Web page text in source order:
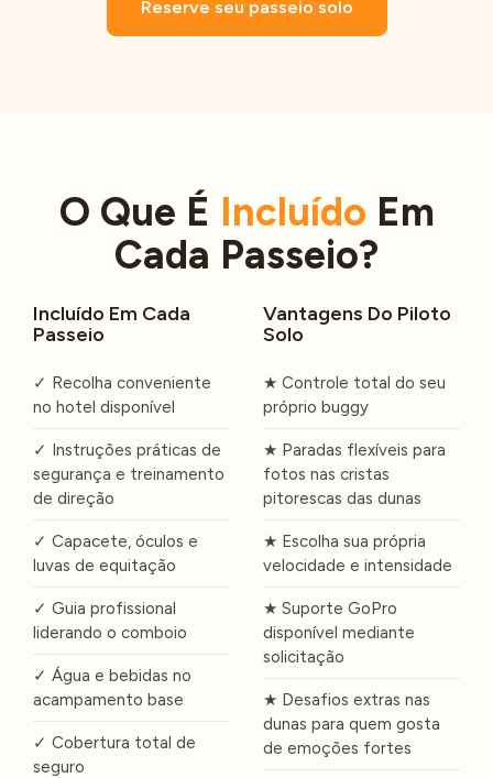
Reserve seu passeio solo
O Que É Incluído Em
Cada Passeio?
Incluído Em Cada
Passeio
✓ Recolha conveniente
no hotel disponível
✓ Instruções práticas de
segurança e treinamento
de direção
✓ Capacete, óculos e
luvas de equitação
✓ Guia profissional
liderando o comboio
✓ Água e bebidas no
acampamento base
✓ Cobertura total de
seguro
Vantagens Do Piloto
Solo
★ Controle total do seu
próprio buggy
★ Paradas flexíveis para
fotos nas cristas
pitorescas das dunas
★ Escolha sua própria
velocidade e intensidade
★ Suporte GoPro
disponível mediante
solicitação
★ Desafios extras nas
dunas para quem gosta
de emoções fortes